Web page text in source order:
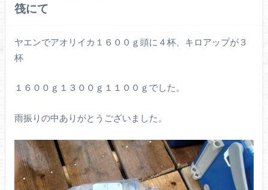
筏にて
ヤエンでアオリイカ１６００ｇ頭に４杯、キロアップが３
杯
１６００ｇ１３００ｇ１１００ｇでした。
雨振りの中ありがとうございました。